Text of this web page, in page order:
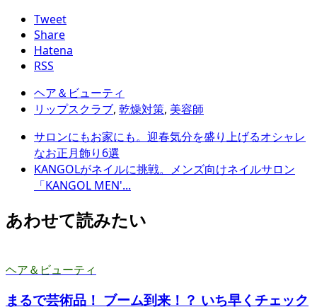
Tweet
Share
Hatena
RSS
ヘア＆ビューティ
リップスクラブ, 乾燥対策, 美容師
サロンにもお家にも。迎春気分を盛り上げるオシャレ
なお正月飾り6選
KANGOLがネイルに挑戦。メンズ向けネイルサロン
「KANGOL MEN'...
あわせて読みたい
ヘア＆ビューティ
まるで芸術品！ ブーム到来！？ いち早くチェック